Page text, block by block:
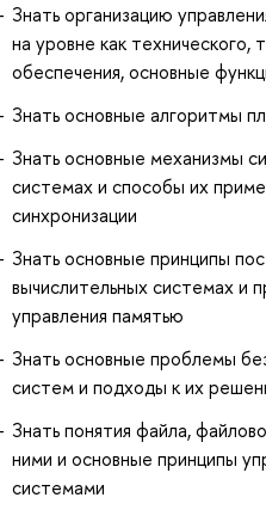
Знать организацию
на уровне как технического,
обеспечения, основные
Знать основные алгоритмы
Знать основные механизмы
системах и способы их
синхронизации
Знать основные принципы
вычислительных системах и
управления памятью
Знать основные проблемы
систем и подходы к их
Знать понятия файла,
ними и основные принципы
системами